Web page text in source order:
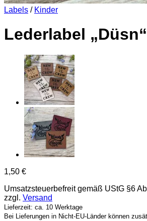
Labels / Kinder
Lederlabel „Düsn“
1,50 €
Umsatzsteuerbefreit gemäß UStG §6
zzgl. Versand
Lieferzeit: ca. 10 Werktage
Bei Lieferungen in Nicht-EU-Länder können